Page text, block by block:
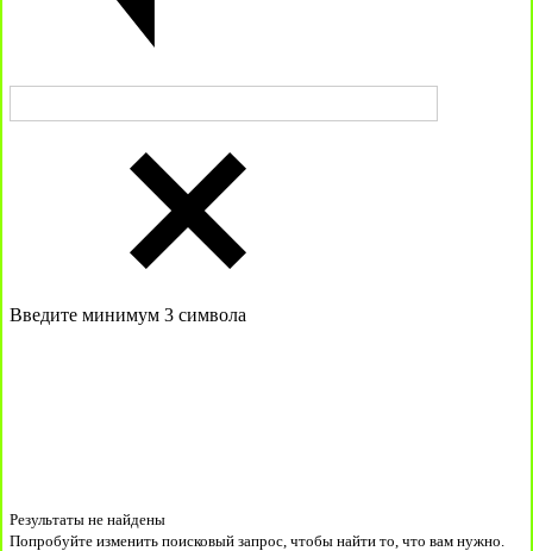
Введите минимум 3 символа
Результаты не найдены
Попробуйте изменить поисковый запрос, чтобы найти то, что вам нужно.